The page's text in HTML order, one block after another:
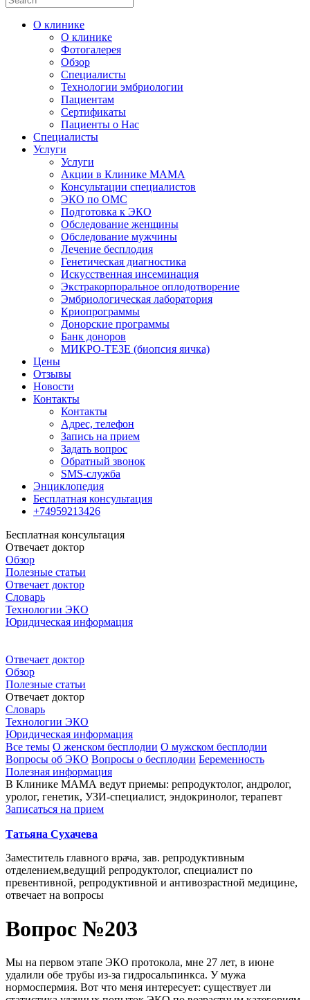
О клинике
О клинике
Фотогалерея
Обзор
Специалисты
Технологии эмбриологии
Пациентам
Сертификаты
Пациенты о Нас
Специалисты
Услуги
Услуги
Акции в Клинике МАМА
Консультации специалистов
ЭКО по ОМС
Подготовка к ЭКО
Обследование женщины
Обследование мужчины
Лечение бесплодия
Генетическая диагностика
Искусственная инсеминация
Экстракорпоральное оплодотворение
Эмбриологическая лаборатория
Криопрограммы
Донорские программы
Банк доноров
МИКРО-ТЕЗЕ (биопсия яичка)
Цены
Отзывы
Новости
Контакты
Контакты
Адрес, телефон
Запись на прием
Задать вопрос
Обратный звонок
SMS-служба
Энциклопедия
Бесплатная консультация
+74959213426
Бесплатная консультация
Отвечает доктор
Обзор
Полезные статьи
Отвечает доктор
Словарь
Технологии ЭКО
Юридическая информация
Отвечает доктор
Обзор
Полезные статьи
Отвечает доктор
Словарь
Технологии ЭКО
Юридическая информация
Все темы О женском бесплодии О мужском бесплодии
Вопросы об ЭКО Вопросы о бесплодии Беременность
Полезная информация
В Клинике МАМА ведут приемы: репродуктолог, андролог,
уролог, генетик, УЗИ-специалист, эндокринолог, терапевт
Записаться на прием
Татьяна Сухачева
Заместитель главного врача, зав. репродуктивным
отделением,ведущий репродуктолог, специалист по
превентивной, репродуктивной и антивозрастной медицине,
отвечает на вопросы
Вопрос №203
Мы на первом этапе ЭКО протокола, мне 27 лет, в июне
удалили обе трубы из-за гидросальпинкса. У мужа
нормоспермия. Вот что меня интересует: существует ли